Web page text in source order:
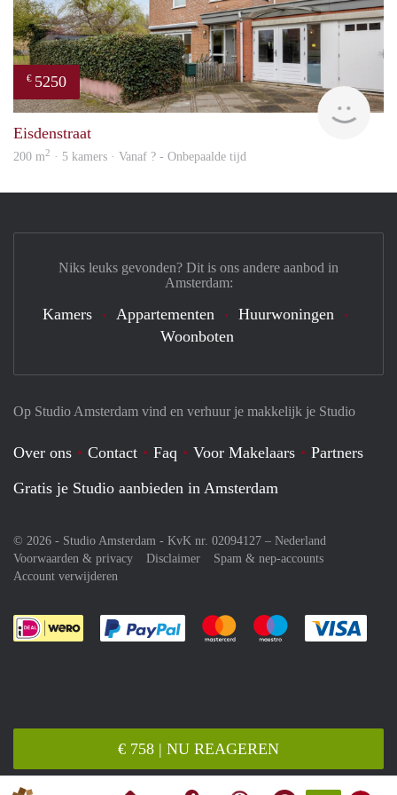
€ 758 | NU REAGEREN
€ 5250
Eisdenstraat
200 m2 · 5 kamers · Vanaf ? - Onbepaalde tijd
Op Studio Amsterdam vind en verhuur je makkelijk je Studio
Over ons Contact Faq Voor Makelaars
Partners
Gratis je Studio aanbieden in Amsterdam
© 2026 - Studio Amsterdam - KvK nr. 02094127 – Nederland
Voorwaarden & privacy
Disclaimer
Spam & nep-accounts
Account verwijderen
Je rekent gemakkelijk af met Paypal
Je rekent gemakkelijk af met
Je rekent
Niks leuks gevonden? Dit is ons andere aanbod in
Amsterdam:
Kamers Appartementen
Huurwoningen
Woonboten